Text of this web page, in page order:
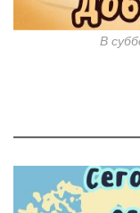
В